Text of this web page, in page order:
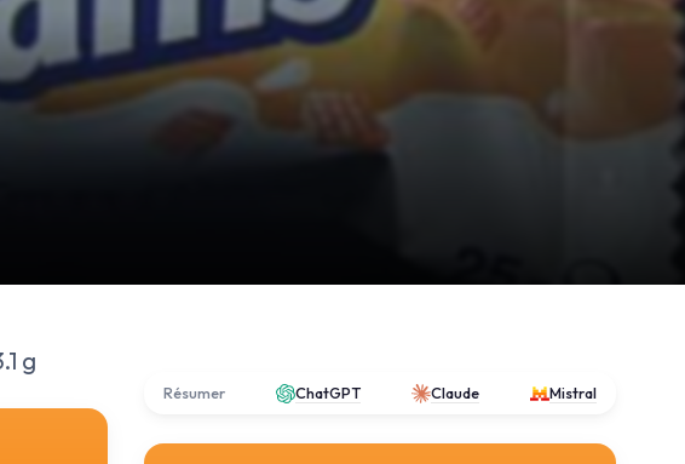
g
Résumer ChatGPT Claude Mistral